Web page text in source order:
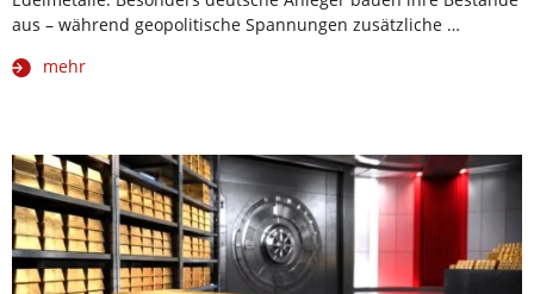
aus – während geopolitische Spannungen zusätzliche …
mehr